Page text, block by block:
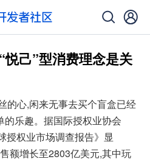
己”型消费理念是关
的心,闲来无事去买个盲盒已经
乐趣。据国际授权业协会
授权业市场调查报告》显
额增长至2803亿美元,其中玩